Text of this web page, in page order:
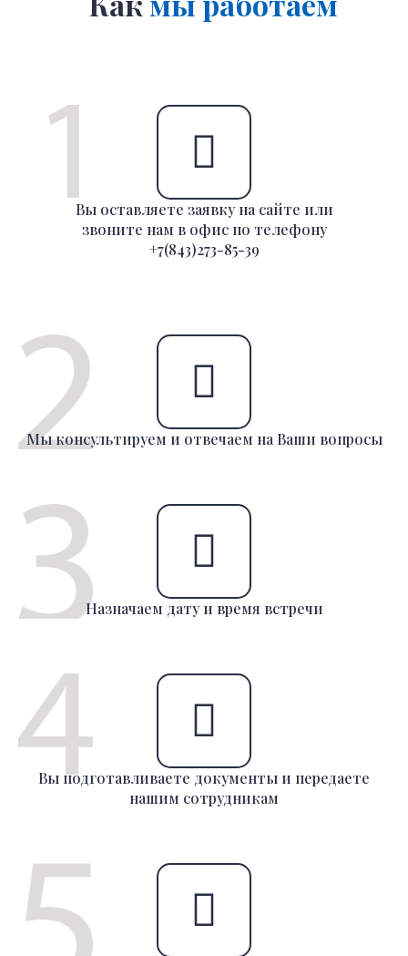
Вы оставляете заявку на сайте или
звоните нам в офис по телефону
+7(843)273-85-39
Мы консультируем и отвечаем на Ваши вопросы
Назначаем дату и время встречи
Вы подготавливаете документы и передаете
нашим сотрудникам